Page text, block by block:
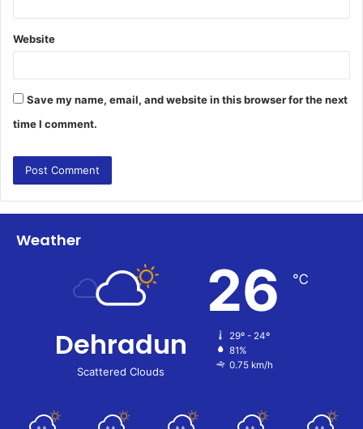
Website
Save my name, email, and website in this browser for the next
time I comment.
Weather
Dehradun
Scattered Clouds
26 ℃
29º - 24º
81%
0.75 km/h